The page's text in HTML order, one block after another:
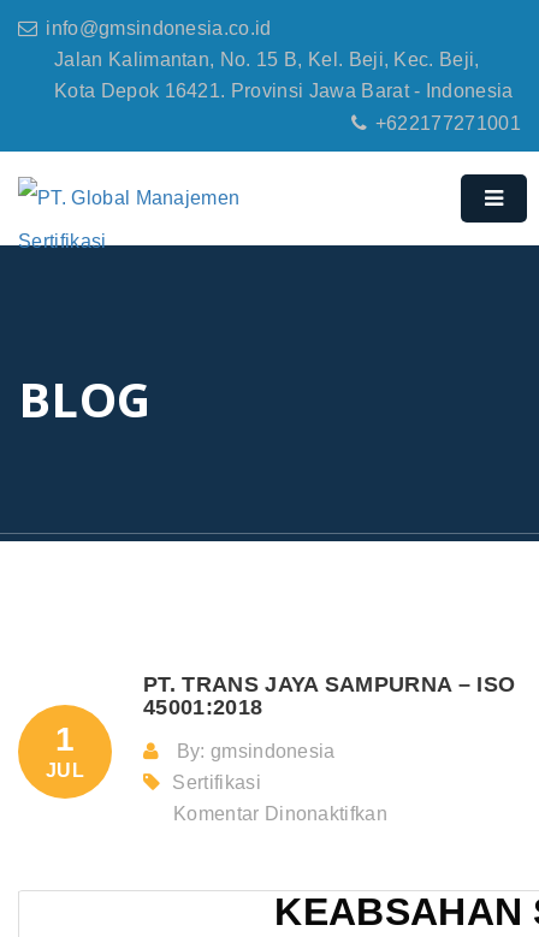
info@gmsindonesia.co.id
Jalan Kalimantan, No. 15 B, Kel. Beji, Kec. Beji,
Kota Depok 16421. Provinsi Jawa Barat - Indonesia
+622177271001
BLOG
1
JUL
PT. TRANS JAYA SAMPURNA – ISO
45001:2018
By: gmsindonesia
Sertifikasi
Komentar Dinonaktifkan
JAYA
KEABSAHAN